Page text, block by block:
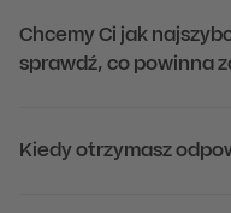
Chcemy Ci jak
sprawdź, co powinna
Kiedy otrzymasz